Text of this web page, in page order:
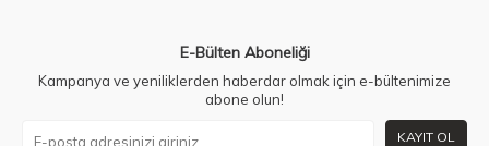
E-Bülten Aboneliği
Kampanya ve yeniliklerden haberdar olmak için e-bültenimize
abone olun!
KAYIT OL